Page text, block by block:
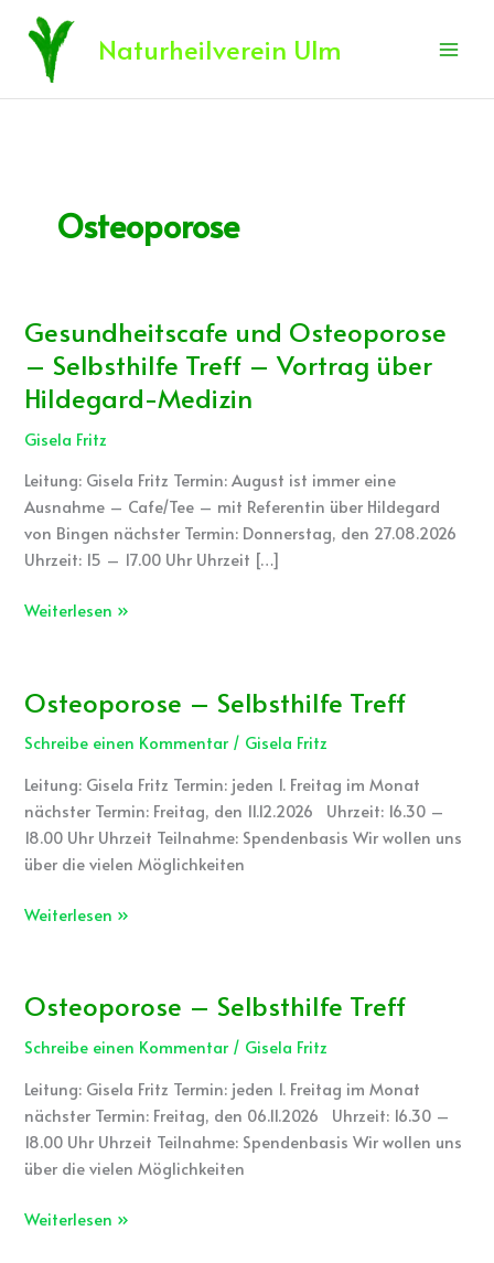
Inhalt
springen
Naturheilverein Ulm
Osteoporose
Gesundheitscafe und Osteoporose
– Selbsthilfe Treff – Vortrag über
Hildegard-Medizin
Gisela Fritz
Leitung: Gisela Fritz Termin: August ist immer eine
Ausnahme – Cafe/Tee – mit Referentin über Hildegard
von Bingen nächster Termin: Donnerstag, den 27.08.2026
Uhrzeit: 15 – 17.00 Uhr Uhrzeit […]
Gesundheitscafe
Osteoporose
–
Selbsthilfe
–
Vortrag
über
Hildegard-
Weiterlesen »
Osteoporose – Selbsthilfe Treff
Schreibe einen Kommentar / Gisela Fritz
Leitung: Gisela Fritz Termin: jeden 1. Freitag im Monat
nächster Termin: Freitag, den 11.12.2026 Uhrzeit: 16.30 –
18.00 Uhr Uhrzeit Teilnahme: Spendenbasis Wir wollen uns
über die vielen Möglichkeiten
Osteoporose
Selbsthilfe
Treff
Weiterlesen »
Osteoporose – Selbsthilfe Treff
Schreibe einen Kommentar / Gisela Fritz
Leitung: Gisela Fritz Termin: jeden 1. Freitag im Monat
nächster Termin: Freitag, den 06.11.2026 Uhrzeit: 16.30 –
18.00 Uhr Uhrzeit Teilnahme: Spendenbasis Wir wollen uns
über die vielen Möglichkeiten
Osteoporose
Selbsthilfe
Treff
Weiterlesen »